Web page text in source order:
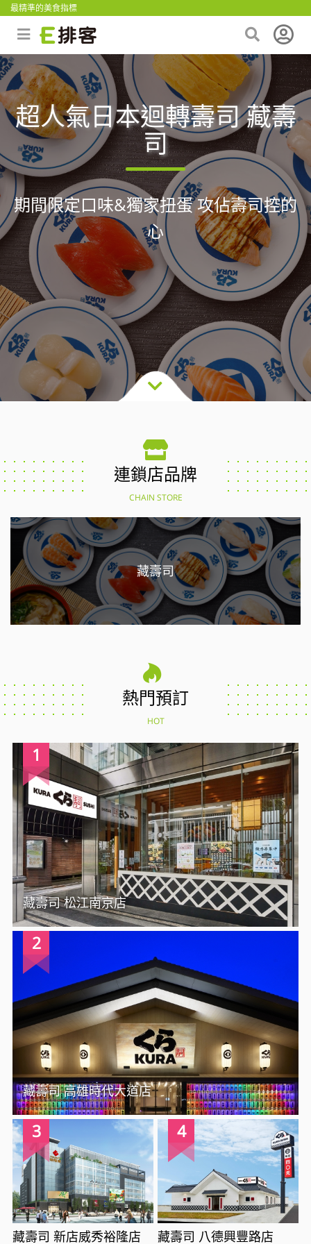
最精準的美食指標
超人氣日本迴轉壽司 藏壽
司
期間限定口味&獨家扭蛋 攻佔壽司控的
心
連鎖店品牌
CHAIN STORE
藏壽司
熱門預訂
HOT
1
藏壽司 松江南京店
2
藏壽司 高雄時代大道店
3
藏壽司 新店威秀裕隆店
4
藏壽司 八德興豐路店